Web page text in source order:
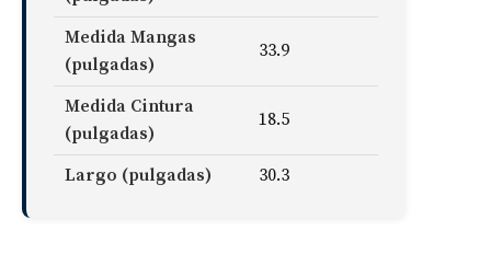
Medida Mangas
(pulgadas)
33.9
Medida Cintura
(pulgadas)
18.5
Largo (pulgadas) 30.3